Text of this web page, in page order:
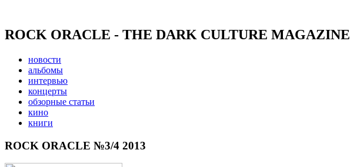
ROCK ORACLE - THE DARK CULTURE MAGAZINE
новости
альбомы
интервью
концерты
обзорные статьи
кино
книги
ROCK ORACLE №3/4 2013